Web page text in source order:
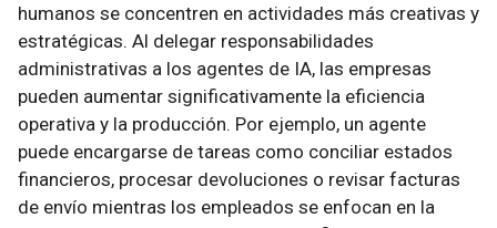
humanos se concentren en actividades más creativas y
estratégicas. Al delegar responsabilidades
administrativas a los agentes de IA, las empresas
pueden aumentar significativamente la eficiencia
operativa y la producción. Por ejemplo, un agente
puede encargarse de tareas como conciliar estados
financieros, procesar devoluciones o revisar facturas
de envío mientras los empleados se enfocan en la